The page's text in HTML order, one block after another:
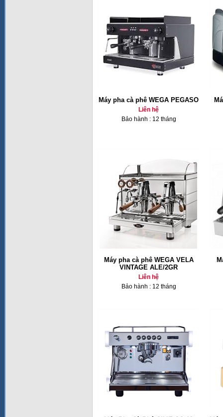
Máy pha cà phê WEGA PEGASO
Liên hệ
Bảo hành : 12 tháng
Máy pha cà phê WEGA VELA
VINTAGE ALE/2GR
Liên hệ
Bảo hành : 12 tháng